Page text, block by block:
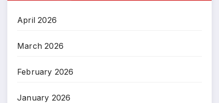
April 2026
March 2026
February 2026
January 2026